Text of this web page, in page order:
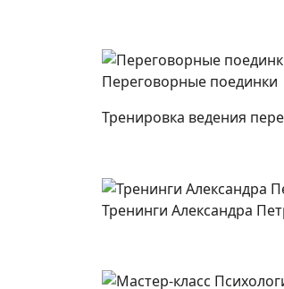
Переговорные поединки
Тренировка ведения
Тренинги Александра